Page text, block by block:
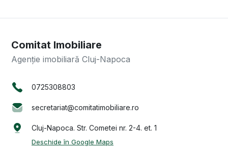
Comitat Imobiliare
Agenție imobiliară Cluj-Napoca
0725308803
secretariat@comitatimobiliare.ro
Cluj-Napoca. Str. Cometei nr. 2-4. et. 1
Deschide în Google Maps